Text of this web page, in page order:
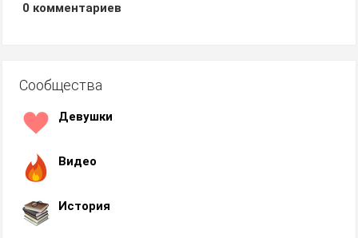
0 комментариев
Сообщества
Девушки
Видео
История